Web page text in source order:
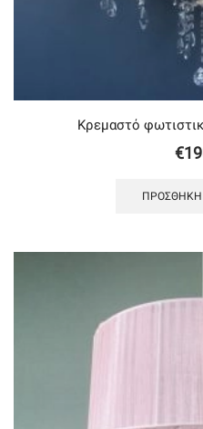
Κρεμαστό
€
ΠΡΟΣΘΉΚΗ